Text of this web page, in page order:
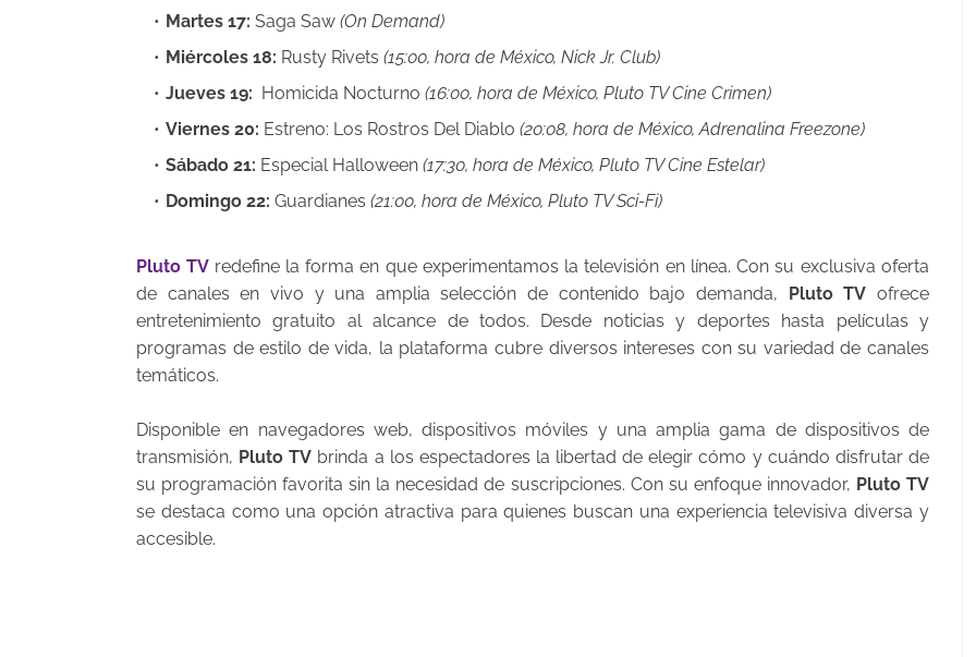
Martes 17: Saga Saw (On Demand)
Miércoles 18: Rusty Rivets (15:00, hora de México, Nick Jr. Club)
Jueves 19: Homicida Nocturno (16:00, hora de México, Pluto TV Cine Crimen)
Viernes 20: Estreno: Los Rostros Del Diablo (20:08, hora de México, Adrenalina Freezone)
Sábado 21: Especial Halloween (17:30, hora de México, Pluto TV Cine Estelar)
Domingo 22: Guardianes (21:00, hora de México, Pluto TV Sci-Fi)
Pluto TV redefine la forma en que experimentamos la televisión en línea. Con su exclusiva oferta
de canales en vivo y una amplia selección de contenido bajo demanda, Pluto TV ofrece
entretenimiento gratuito al alcance de todos. Desde noticias y deportes hasta películas y
programas de estilo de vida, la plataforma cubre diversos intereses con su variedad de canales
temáticos.
Disponible en navegadores web, dispositivos móviles y una amplia gama de dispositivos de
transmisión, Pluto TV brinda a los espectadores la libertad de elegir cómo y cuándo disfrutar de
su programación favorita sin la necesidad de suscripciones. Con su enfoque innovador, Pluto TV
se destaca como una opción atractiva para quienes buscan una experiencia televisiva diversa y
accesible.